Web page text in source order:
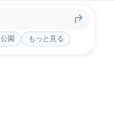
公園 もっと見る